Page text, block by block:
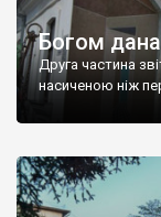
Богом
Друга частина
насиченою ніж